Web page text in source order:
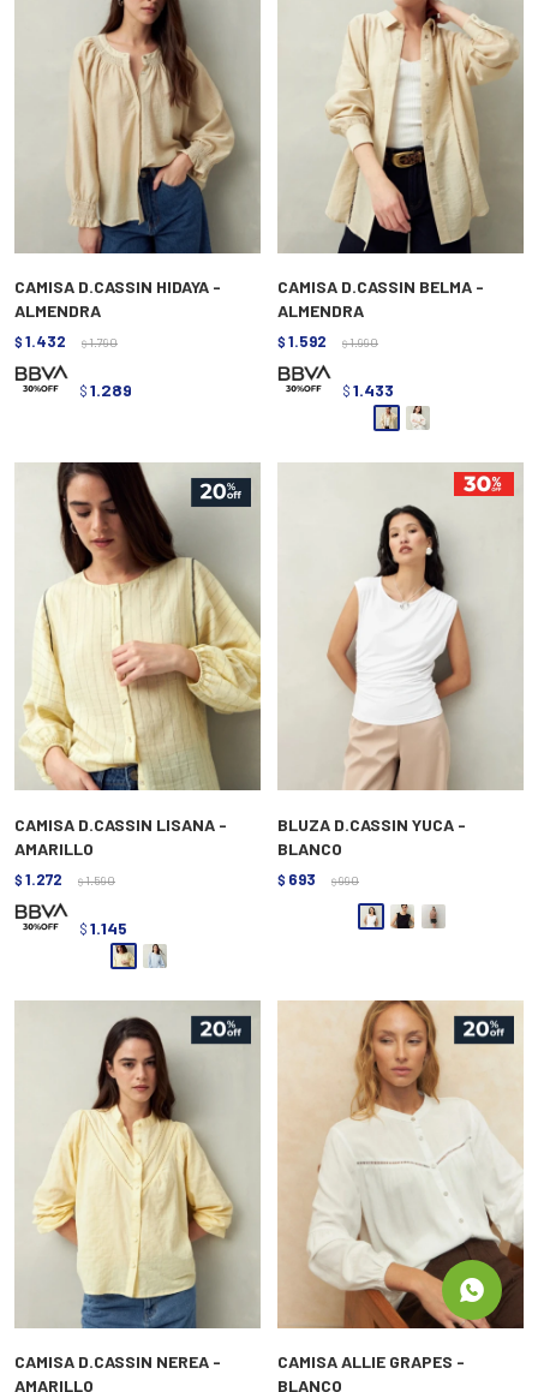
CAMISA D.CASSIN HIDAYA -
ALMENDRA
$ 1.432 $ 1.790
$ 1.289
CAMISA D.CASSIN BELMA -
ALMENDRA
$ 1.592 $ 1.990
$ 1.433
CAMISA D.CASSIN LISANA -
AMARILLO
$ 1.272 $ 1.590
$ 1.145
BLUZA D.CASSIN YUCA -
BLANCO
$ 693 $ 990
CAMISA D.CASSIN NEREA -
AMARILLO
CAMISA ALLIE GRAPES -
BLANCO